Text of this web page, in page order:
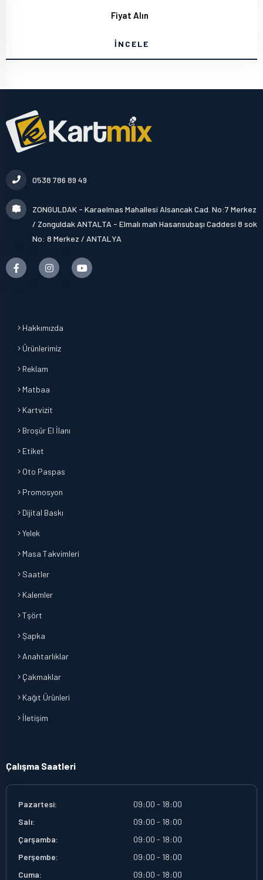
Fiyat Alın
İNCELE
0538 786 89 49
ZONGULDAK - Karaelmas Mahallesi Alsancak Cad. No:7 Merkez
/ Zonguldak ANTALTA - Elmalı mah Hasansubaşı Caddesi 8 sok
No: 8 Merkez / ANTALYA
Hakkımızda
Ürünlerimiz
Reklam
Matbaa
Kartvizit
Broşür El İlanı
Etiket
Oto Paspas
Promosyon
Dijital Baskı
Yelek
Masa Takvimleri
Saatler
Kalemler
Tşört
Şapka
Anahtarlıklar
Çakmaklar
Kağıt Ürünleri
İletişim
Çalışma Saatleri
Pazartesi:
09:00 - 18:00
Salı:
09:00 - 18:00
Çarşamba:
09:00 - 18:00
Perşembe:
09:00 - 18:00
Cuma:
09:00 - 18:00